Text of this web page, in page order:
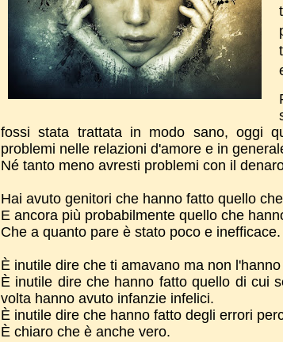
fossi stata trattata in modo sano, oggi
problemi nelle relazioni d'amore e in
Né tanto meno avresti problemi con il
Hai avuto genitori che hanno fatto quello
E ancora più probabilmente quello che
Che a quanto pare è stato poco e inefficace.
È inutile dire che ti amavano ma non
È inutile dire che hanno fatto quello di cui
volta hanno avuto infanzie infelici.
È inutile dire che hanno fatto degli errori
È chiaro che è anche vero.